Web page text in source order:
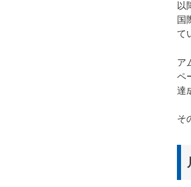
以
国
て
ア
ペ
達
そ